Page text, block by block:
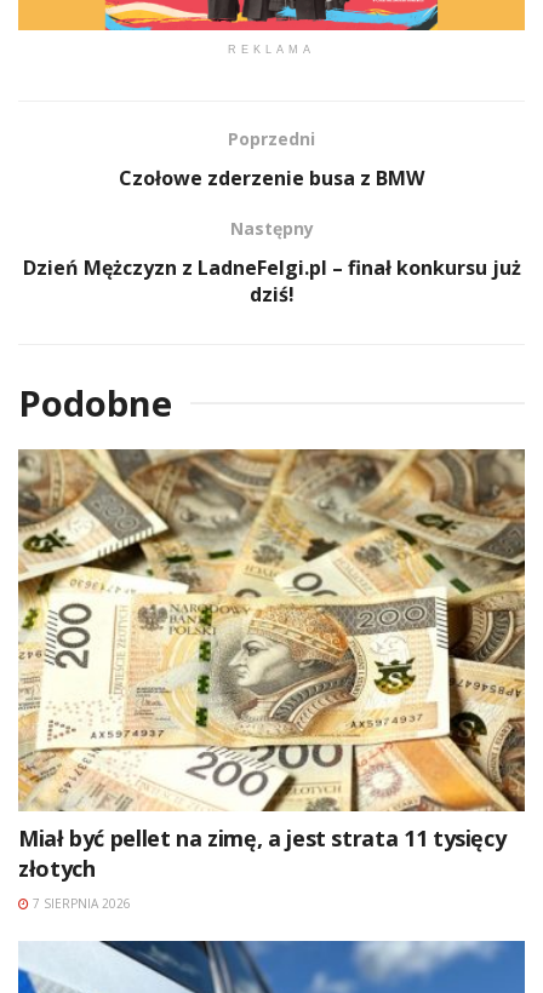
REKLAMA
Poprzedni
Czołowe zderzenie busa z BMW
Następny
Dzień Mężczyzn z LadneFelgi.pl – finał konkursu już
dziś!
Podobne
Miał być pellet na zimę, a jest strata 11 tysięcy
złotych
7 SIERPNIA 2026